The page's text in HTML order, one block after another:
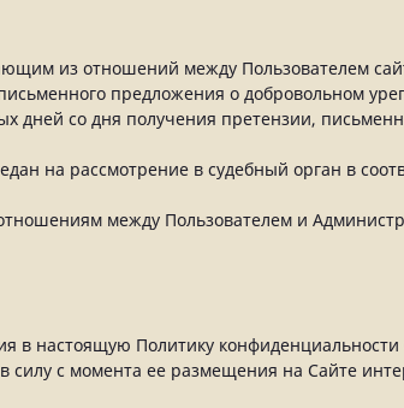
из отношений между Пользователем
предложения о добровольном
дней со дня получения претензии,
на рассмотрение в судебный орган в
между Пользователем и
в настоящую Политику конфиденциальности
силу с момента ее размещения на Сайте